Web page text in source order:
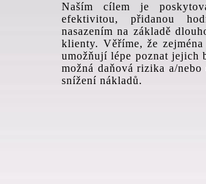
Naším cílem je
efektivitou, přidanou
nasazením na základě
klienty. Věříme, že
umožňují lépe poznat jejich
možná daňová rizika a/
snížení nákladů.